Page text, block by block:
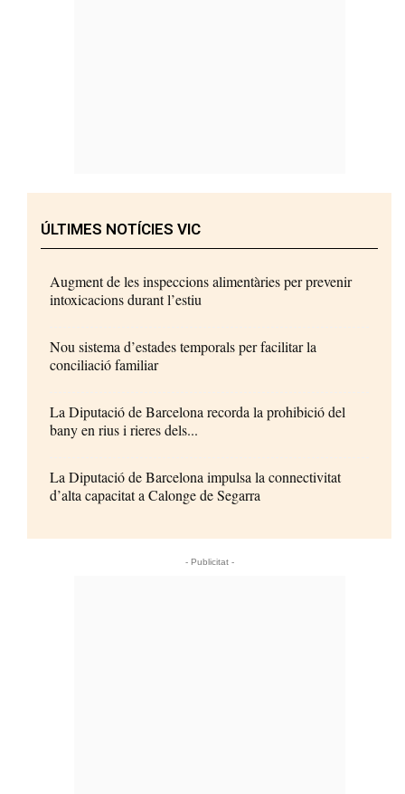
ÚLTIMES NOTÍCIES VIC
Augment de les inspeccions alimentàries per prevenir
intoxicacions durant l’estiu
Nou sistema d’estades temporals per facilitar la
conciliació familiar
La Diputació de Barcelona recorda la prohibició del
bany en rius i rieres dels...
La Diputació de Barcelona impulsa la connectivitat
d’alta capacitat a Calonge de Segarra
- Publicitat -